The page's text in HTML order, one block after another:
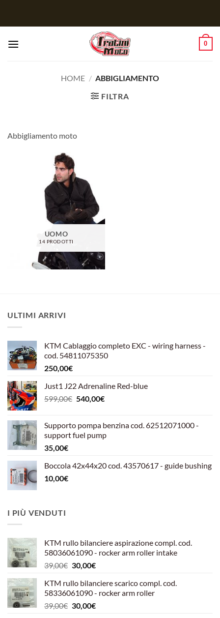
0
HOME / ABBIGLIAMENTO
FILTRA
Abbigliamento moto
UOMO
14 PRODOTTI
ULTIMI ARRIVI
KTM Cablaggio completo EXC - wiring harness -
cod. 54811075350
250,00€
Just1 J22 Adrenaline Red-blue
599,00€ Il
era:
599,00€.
540,00€Il
è:
540,00€.
Supporto pompa benzina cod. 62512071000 -
support fuel pump
35,00€
Boccola 42x44x20 cod. 43570617 - guide bushing
10,00€
I PIÙ VENDUTI
KTM rullo bilanciere aspirazione compl. cod.
58036061090 - rocker arm roller intake
39,00€ Il
originale
era:
39,00€.
30,00€Il
attuale
è:
30,00€.
KTM rullo bilanciere scarico compl. cod.
58336061090 - rocker arm roller
39,00€ Il
30,00€Il